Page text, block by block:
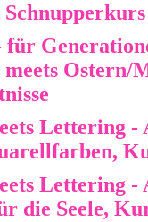
Ostern/
Lettering -
Lettering -
die Seele,